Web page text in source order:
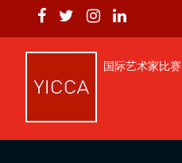
国际艺术家比赛